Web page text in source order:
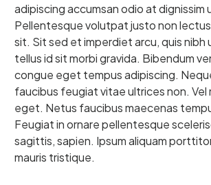
adipiscing accumsan odio at dignissim
Pellentesque volutpat justo non
sit. Sit sed et imperdiet arcu, quis nibh
tellus id sit morbi gravida. Bibendum
congue eget tempus adipiscing.
faucibus feugiat vitae ultrices non. Vel
eget. Netus faucibus maecenas
Feugiat in ornare pellentesque
sagittis, sapien. Ipsum aliquam
mauris tristique.